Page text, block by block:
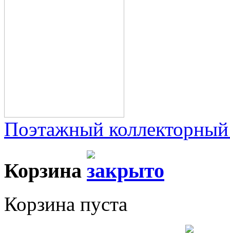
Поэтажный
Корзина
Корзина пуста